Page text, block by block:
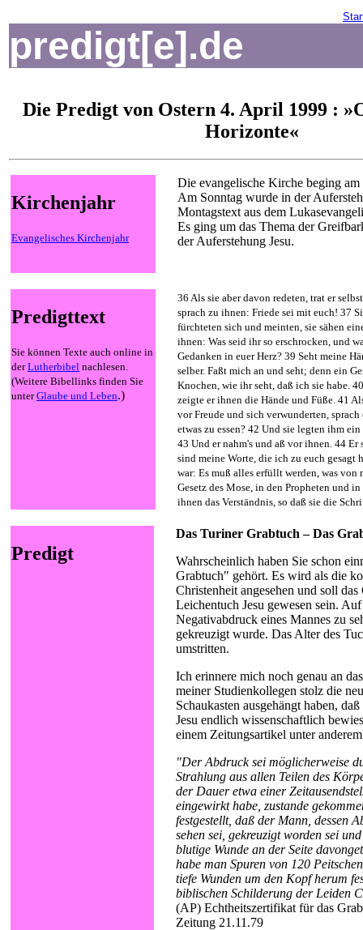
predigt[e].de
Die Predigt von Ostern 4. April 1999 :
Horizonte«
Kirchenjahr
Evangelisches Kirchenjahr
Die evangelische Kirche beging am
Am Sonntag wurde in der
Montagstext aus dem
Es ging um das Thema der
der Auferstehung Jesu.
Predigttext
Sie können Texte auch online in
derLutherbibel nachlesen.
(Weitere Bibellinks finden Sie
unterGlaube und Leben.)
36 Als sie aber davon redeten, trat er
sprach zu ihnen: Friede sei mit euch! 37
fürchteten sich und meinten, sie sähen
ihnen: Was seid ihr so erschrocken, und
Gedanken in euer Herz? 39 Seht meine
selber. Faßt mich an und seht; denn ein
Knochen, wie ihr seht, daß ich sie habe.
zeigte er ihnen die Hände und Füße. 41
vor Freude und sich verwunderten,
etwas zu essen? 42 Und sie legten ihm
43 Und er nahm's und aß vor ihnen. 44 Er
sind meine Worte, die ich zu euch gesagt
war: Es muß alles erfüllt werden, was von
Gesetz des Mose, in den Propheten und
ihnen das Verständnis, so daß sie die
Predigt
Das Turiner Grabtuch – Das
Wahrscheinlich haben Sie schon
Grabtuch" gehört. Es wird als die
Christenheit angesehen und soll das
Leichentuch Jesu gewesen sein.
Negativabdruck eines Mannes zu
gekreuzigt wurde. Das Alter des
umstritten.
Ich erinnere mich noch genau an
meiner Studienkollegen stolz die
Schaukasten ausgehängt haben,
Jesu endlich wissenschaftlich
einem Zeitungsartikel unter
"Der Abdruck sei möglicherweise
Strahlung aus allen Teilen des
der Dauer etwa einer
eingewirkt habe, zustande
festgestellt, daß der Mann, dessen
sehen sei, gekreuzigt worden sei
blutige Wunde an der Seite
habe man Spuren von 120
tiefe Wunden um den Kopf herum
biblischen Schilderung der Leiden
(AP) Echtheitszertifikat für das
Zeitung 21.11.79